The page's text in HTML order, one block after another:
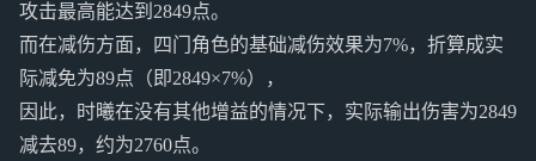
攻击最高能达到2849点。
而在减伤方面，四门角色的基础减伤效果为7%，折算成实
际减免为89点（即2849×7%），
因此，时曦在没有其他增益的情况下，实际输出伤害为2849
减去89，约为2760点。